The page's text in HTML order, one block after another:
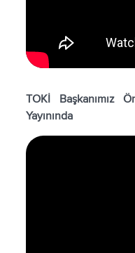
TOKİ Başkanımız
Yayınında